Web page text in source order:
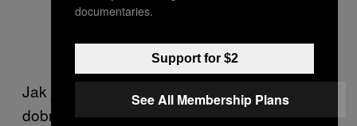
Jak jsem již zmiňoval, Instagram je
dobrodiním pro svět umění. Odstartoval
documentaries.
Support for $2
See All Membership Plans